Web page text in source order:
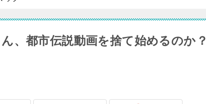
、都市伝説動画を捨て始めるのか？